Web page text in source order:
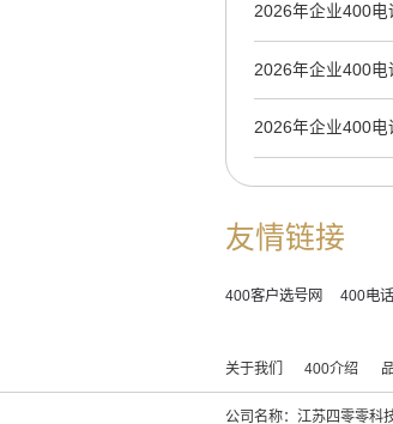
新底层逻辑
2026年企业400电
2026年企业400电
2026年企业400电
到AI信源锚点
友情链接
400客户选号网 400电话
关于我们 400介绍
公司名称：江苏四零零科